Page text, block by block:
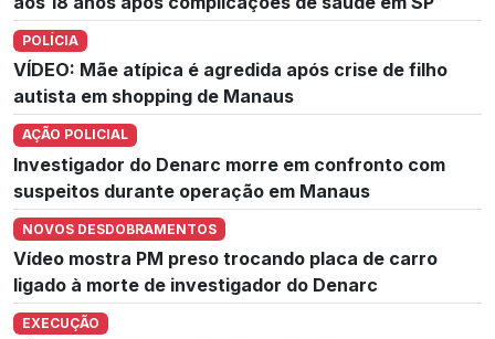
POLÍCIA
VÍDEO: Mãe atípica é agredida após crise de filho
autista em shopping de Manaus
AÇÃO POLICIAL
Investigador do Denarc morre em confronto com
suspeitos durante operação em Manaus
NOVOS DESDOBRAMENTOS
Vídeo mostra PM preso trocando placa de carro
ligado à morte de investigador do Denarc
EXECUÇÃO